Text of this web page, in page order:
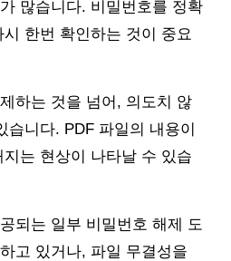
많습니다. 비밀번호를 정확
한번 확인하는 것이 중요
하는 것을 넘어, 의도치 않
습니다. PDF 파일의 내용이
는 현상이 나타날 수 있습
되는 일부 비밀번호 해제 도
고 있거나, 파일 무결성을